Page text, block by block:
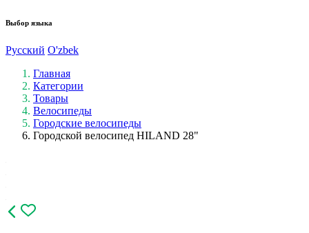
Выбор языка
Русский O'zbek
Главная
Категории
Товары
Велосипеды
Городские велосипеды
Городской велосипед HILAND 28"